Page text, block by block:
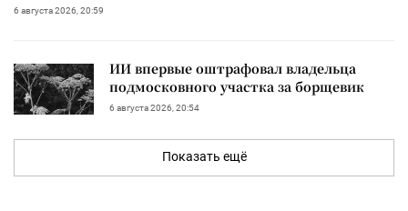
6 августа 2026, 20:59
ИИ впервые оштрафовал владельца
подмосковного участка за борщевик
6 августа 2026, 20:54
Показать ещё